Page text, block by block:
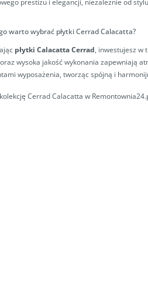
prestiżu i elegancji, niezależnie od
warto wybrać płytki Cerrad Calacatta?
płytki Calacatta Cerrad, inwestujesz w
wysoka jakość wykonania zapewniają
wyposażenia, tworząc spójną i
Cerrad Calacatta w